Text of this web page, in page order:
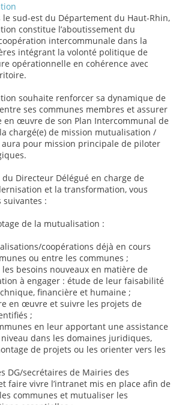
le sud-est du Département du Haut-Rhin,
constitue l’aboutissement du
intercommunale dans la
intégrant la volonté politique de
opérationnelle en cohérence avec
souhaite renforcer sa dynamique de
ses communes membres et assurer
en œuvre de son Plan Intercommunal de
la chargé(e) de mission mutualisation /
aura pour mission principale de piloter
du Directeur Délégué en charge de
et la transformation, vous
suivantes :
de la mutualisation :
coopérations déjà en cours
ou entre les communes ;
besoins nouveaux en matière de
à engager : étude de leur faisabilité
financière et humaine ;
en œuvre et suivre les projets de
;
en leur apportant une assistance
dans les domaines juridiques,
de projets ou les orienter vers les
DG/secrétaires de Mairies des
faire vivre l’intranet mis en place afin de
communes et mutualiser les